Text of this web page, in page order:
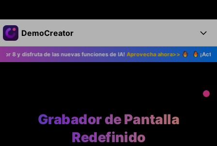
Productos destacados
Creatividad digital con AIGC
Utilidades
Empresas
DemoCreator
Productos
Consejos sobre la IA
DemoCreator para
de las nuevas funciones de IA!Aprovecha ahora>> ¡Actualiza a
Grabador de Pantalla
Redefinido